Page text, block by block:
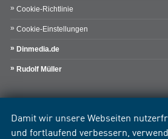
Damit wir unsere Webseiten
und fortlaufend verbessern,
Cookie-Richtlinie
Cookie-Einstellungen
Dinmedia.de
Rudolf Müller